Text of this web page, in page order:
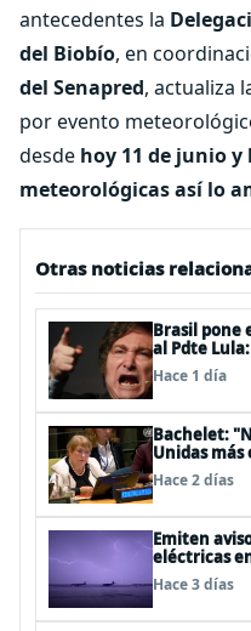
antecedentes la
del Biobío, en
del Senapred, actualiza
por evento
desde hoy 11 de junio
meteorológicas así lo
Otras noticias
Brasil pone
al Pdte
BBSS y
Hace 1 día
Bachelet:
Unidas más
personas"
Hace 2 días
Emiten
eléctricas
Hace 3 días